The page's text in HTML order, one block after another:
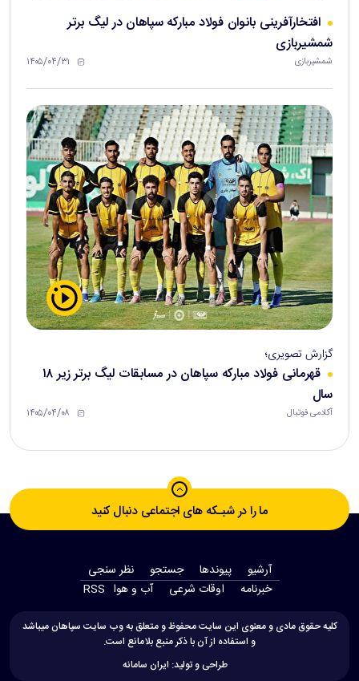
افتخارآفرینی بانوان فولاد مبارکه سپاهان در لیگ برتر
شمشیربازی
شمشیربازی ۱۴۰۵/۰۴/۳۱
گزارش تصویری؛
قهرمانی فولاد مبارکه سپاهان در مسابقات لیگ برتر زیر ۱۸
سال
آکادمی فوتبال ۱۴۰۵/۰۴/۰۸
ما را در شبـکه های اجتماعی دنبال کنید
آرشیو پیوندها جستجو
نظر سنجی
‫خبرنامه‬
اوقات شرعی آب و هوا RSS
کلیه حقوق مادی و معنوی این سایت محفوظ و متعلق به وب سایت سپاهان میباشد
و استفاده از آن با ذکر منبع بلامانع است.
طراحی و تولید: ایران سامانه